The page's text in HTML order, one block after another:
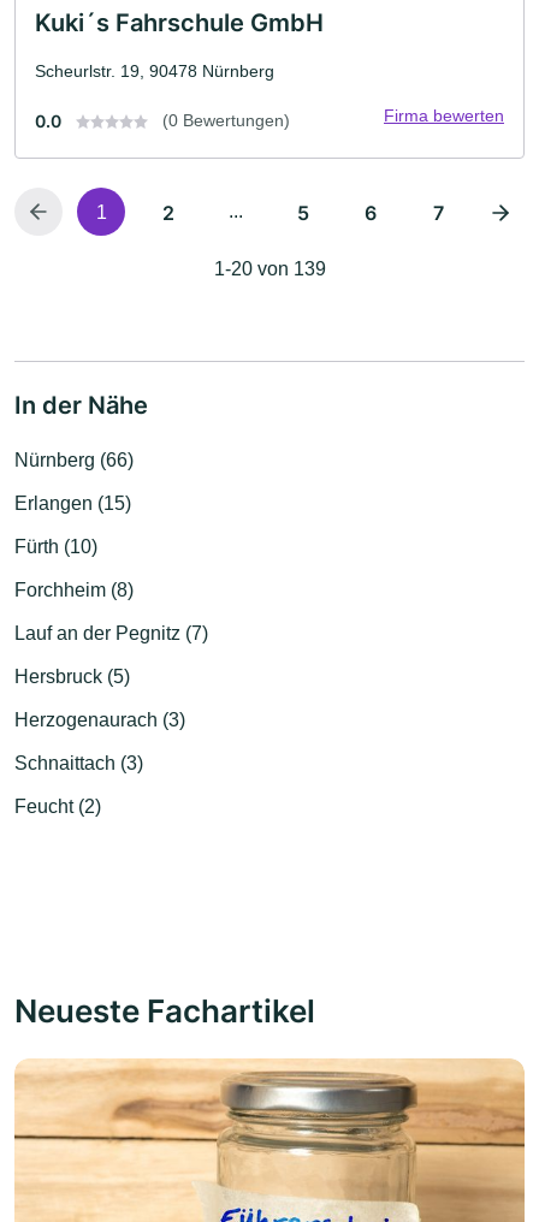
Kuki´s Fahrschule GmbH
Scheurlstr. 19, 90478 Nürnberg
0.0 (0 Bewertungen) Firma bewerten
1 2 ... 5 6 7
1-20 von 139
In der Nähe
Nürnberg (66)
Erlangen (15)
Fürth (10)
Forchheim (8)
Lauf an der Pegnitz (7)
Hersbruck (5)
Herzogenaurach (3)
Schnaittach (3)
Feucht (2)
Neueste Fachartikel